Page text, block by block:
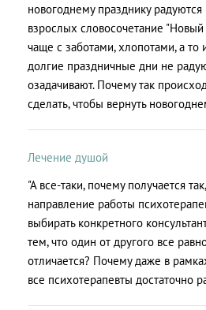
новогоднему празднику
взрослых словосочетание "Новый
чаще с заботами, хлопотами, а
долгие праздничные дни не
озадачивают. Почему так
сделать, чтобы вернуть
Лечение душой
"А все-таки, почему получается
направление работы
выбирать конкретного
тем, что один от другого все
отличается? Почему даже в
все психотерапевты достаточно